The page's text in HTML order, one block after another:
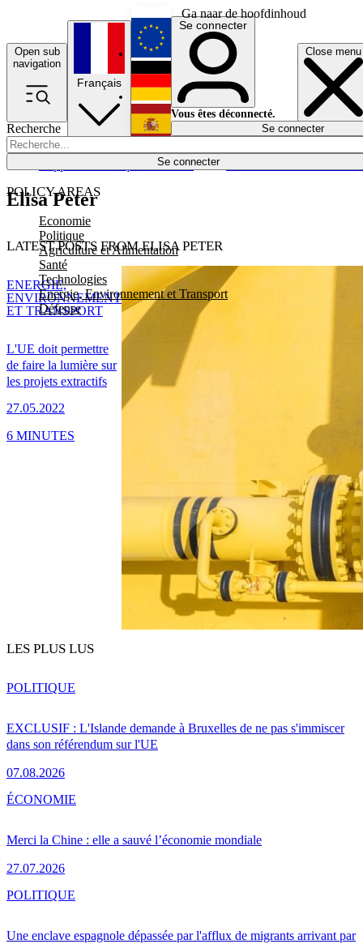
Ga naar de hoofdinhoud
Open sub
navigation
Close menu
Recherche
Se connecter
POLICY AREAS
Economie
Politique
Agriculture et Alimentation
Santé
Technologies
Energie, Environnement et Transport
Défense
Économie
Français
English
Deutsch
Español
Se connecter
Vous êtes déconnecté.
Se connecter
Elisa Peter
LATEST POSTS FROM ELISA PETER
L'UE doit permettre
de faire la lumière sur
les projets extractifs
27.05.2022
ENERGIE,
ENVIRONNEMENT
ET TRANSPORT
6 MINUTES
LES PLUS LUS
EXCLUSIF : L'Islande demande à Bruxelles de ne pas s'immiscer
dans son référendum sur l'UE
07.08.2026
POLITIQUE
Merci la Chine : elle a sauvé l’économie mondiale
27.07.2026
ÉCONOMIE
Une enclave espagnole dépassée par l'afflux de migrants arrivant par
POLITIQUE